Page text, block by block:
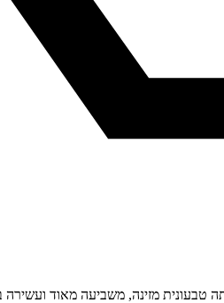
(18 גרם חלבון!). זו אופציה טובה מאוד לגיוון הביצה,